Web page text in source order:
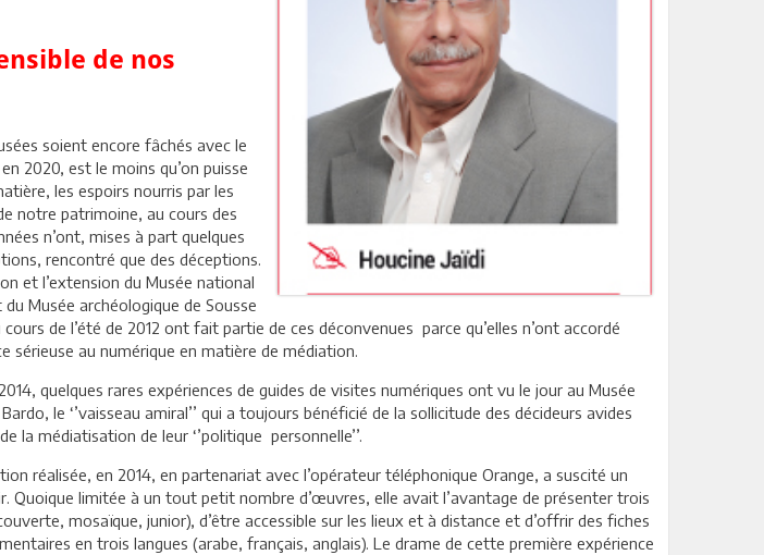
de nos
soient encore fâchés avec le
2020, est le moins qu’on puisse
les espoirs nourris par les
notre patrimoine, au cours des
n’ont, mises à part quelques
rencontré que des déceptions.
et l’extension du Musée national
Musée archéologique de Sousse
de l’été de 2012 ont fait partie de ces déconvenues parce qu’elles n’ont accordé
sérieuse au numérique en matière de médiation.
quelques rares expériences de guides de visites numériques ont vu le jour au Musée
le ‘’vaisseau amiral’’ qui a toujours bénéficié de la sollicitude des décideurs avides
la médiatisation de leur ‘’politique personnelle’’.
réalisée, en 2014, en partenariat avec l’opérateur téléphonique Orange, a suscité un
Quoique limitée à un tout petit nombre d’œuvres, elle avait l’avantage de présenter trois
mosaïque, junior), d’être accessible sur les lieux et à distance et d’offrir des fiches
en trois langues (arabe, français, anglais). Le drame de cette première expérience